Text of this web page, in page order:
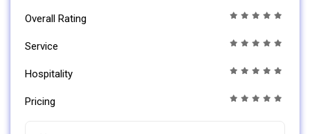
Overall Rating
Service
Hospitality
Pricing